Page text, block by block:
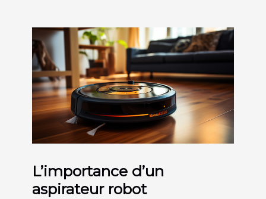
L’importance d’un
aspirateur robot